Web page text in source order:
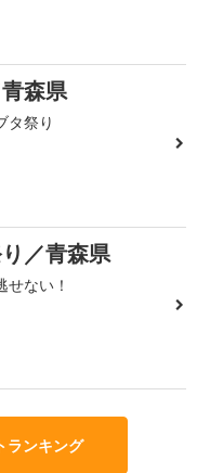
森県
タ祭り
／青森県
せない！
ランキング